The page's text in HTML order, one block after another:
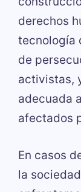
derechos
tecnología
de
activistas,
adecuada
afectados
En casos
la